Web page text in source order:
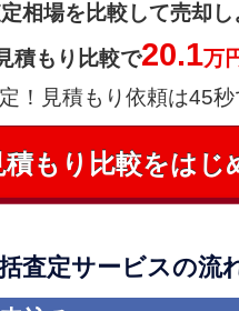
相場を比較して売却し
積もり比較で20.1万
！見積もり依頼は45秒
積もり比較をはじ
査定サービスの流